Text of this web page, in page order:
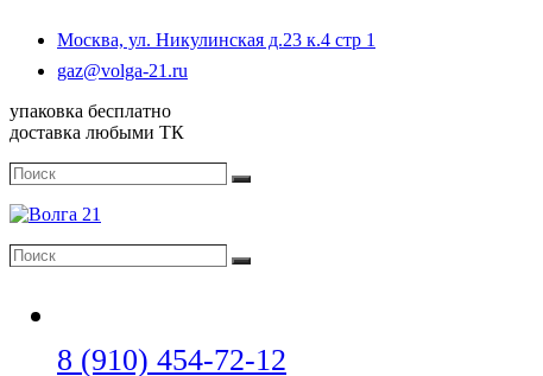
Москва, ул. Никулинская д.23 к.4 стр 1
gaz@volga-21.ru
упаковка бесплатно
доставка любыми ТК
Поиск
Поиск
Поиск
Поиск
8 (910) 454-72-12